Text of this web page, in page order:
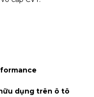
dụng trên ô tô